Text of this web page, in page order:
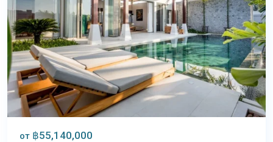
от ฿55,140,000